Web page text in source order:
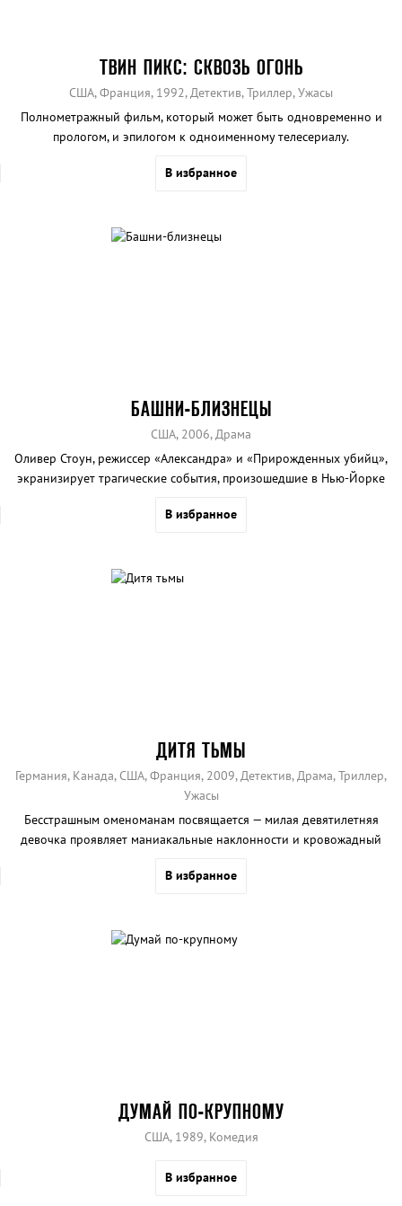
ТВИН ПИКС: СКВОЗЬ ОГОНЬ
США, Франция, 1992, Детектив, Триллер, Ужасы
Полнометражный фильм, который может быть одновременно и
прологом, и эпилогом к одноименному телесериалу.
В избранное
БАШНИ-БЛИЗНЕЦЫ
США, 2006, Драма
Оливер Стоун, режиссер «Александра» и «Прирожденных убийц»,
экранизирует трагические события, произошедшие в Нью-Йорке
истории, рассказанной двумя людьми, найденными живыми под
В избранное
ДИТЯ ТЬМЫ
Германия, Канада, США, Франция, 2009, Детектив, Драма, Триллер,
Ужасы
Бесстрашным оменоманам посвящается — милая девятилетняя
девочка проявляет маниакальные наклонности и кровожадный
В избранное
ДУМАЙ ПО-КРУПНОМУ
США, 1989, Комедия
В избранное